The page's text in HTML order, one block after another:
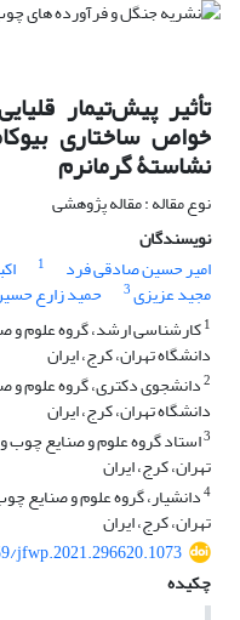
تأثیر پیش‌تیمار
خواص ساختاری
نشاستۀ گرمانرم
نوع مقاله : مقاله پژوهشی
نویسندگان
امیر حسین صادقی فرد
1
مجید عزیزی3 حمید زارع
1کارشناسی ارشد، گروه علوم و
دانشگاه تهران، کرج، ایران
2دانشجوی دکتری، گروه علوم و
دانشگاه تهران، کرج، ایران
3استاد گروه علوم و صنایع چوب
تهران، کرج، ایران
4دانشیار، گروه علوم و صنایع
تهران، کرج، ایران
jfwp.2021.296620.1073
چکیده